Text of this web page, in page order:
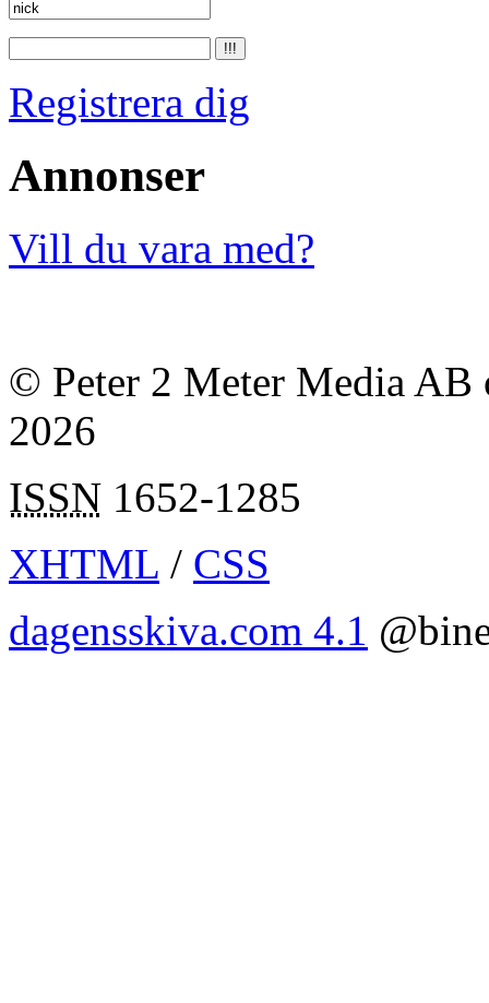
Registrera dig
Annonser
Vill du vara med?
© Peter 2 Meter Media AB
2026
ISSN 1652-1285
XHTML / CSS
dagensskiva.com 4.1